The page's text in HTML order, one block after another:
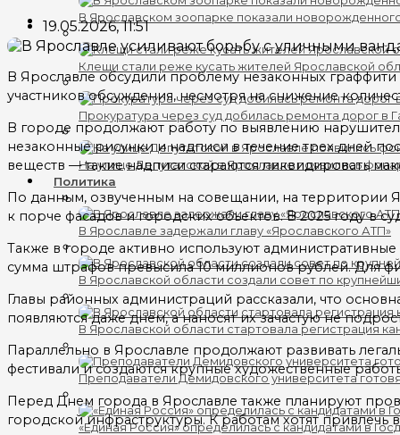
В Ярославском зоопарке показали
Клещи стали реже кусать жителей Ярославской
Прокуратура через суд добилась ремонта дорог в
На улице Депутатской в Ярославле появились
Политика
В Ярославле задержали главу «Ярославского АТП»
В Ярославской области создали совет по
В Ярославской области стартовала регистрация
Преподаватели Демидовского университета
«Единая Россия» определилась с кандидатами в
19.05.2026, 11:51
В Ярославле обсудили проблему незаконных
участников обсуждения, несмотря на снижение
В городе продолжают работу по выявлению
незаконные рисунки и надписи в течение трех дней
веществ — такие надписи стараются ликвидировать
По данным, озвученным на совещании, на территории
к порче фасадов и городских объектов. В 2025 году в
Также в городе активно используют
сумма штрафов превысила 10 миллионов рублей. Для
Главы районных администраций рассказали, что
появляются даже днем, а наносят их зачастую не
Параллельно в Ярославле продолжают развивать
фестивали и создаются крупные художественные
Перед Днем города в Ярославле также планируют
городской инфраструктуры. К работам хотят